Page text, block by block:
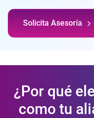
Solicita Asesoría
¿Por qué
como tu